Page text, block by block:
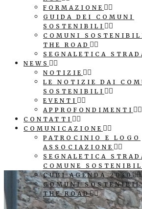
FORMAZIONE
GUIDA DEI COMUNI
SOSTENIBILI
COMUNI
THE ROAD
SEGNALETICA
NEWS
NOTIZIE
LE NOTIZIE DAI
SOSTENIBILI
EVENTI
APPROFONDIMENTI
CONTATTI
COMUNICAZIONE
PATROCINIO E LOGO
ASSOCIAZIONE
SEGNALETICA
COMUNE
CUBI AGENDA 2030
COMUNI
THE ROAD